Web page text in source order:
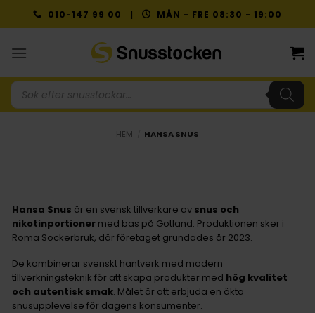
to
010-147 99 00 | MÅN - FRE 08:30 - 19:00
Produktsökning
HEM HANSA SNUS
Hansa Snus är en svensk tillverkare av snus och
nikotinportioner med bas på Gotland. Produktionen sker i
Roma Sockerbruk, där företaget grundades år 2023.
De kombinerar svenskt hantverk med modern
tillverkningsteknik för att skapa produkter med hög kvalitet
och autentisk smak. Målet är att erbjuda en äkta
snusupplevelse för dagens konsumenter.